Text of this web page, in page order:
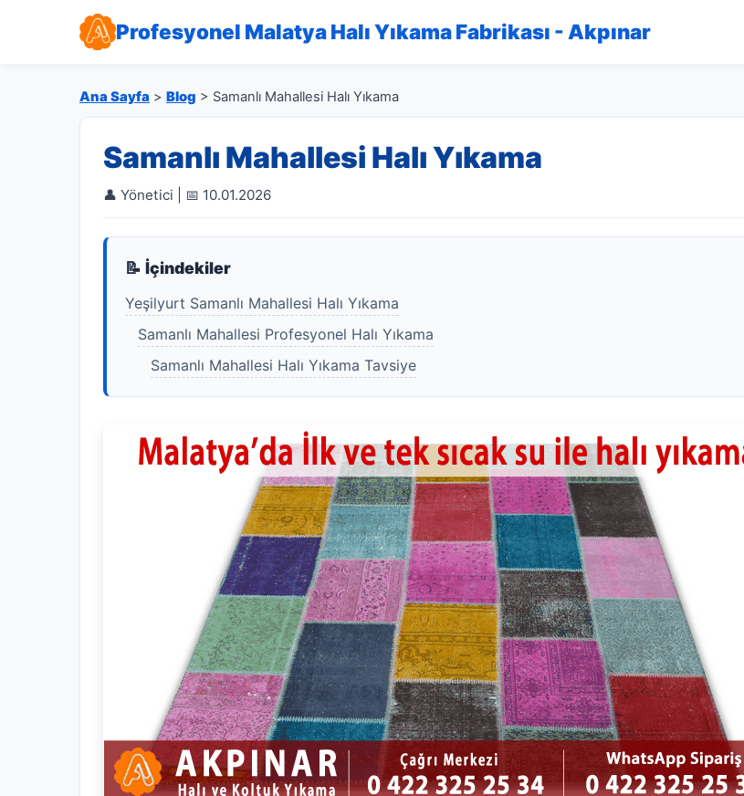
Profesyonel Malatya Halı Yıkama Fabrikası - Akpınar
Ana Sayfa > Blog > Samanlı Mahallesi Halı Yıkama
Samanlı Mahallesi Halı Yıkama
👤 Yönetici | 📅 10.01.2026
📝 İçindekiler
Yeşilyurt Samanlı Mahallesi Halı Yıkama
Samanlı Mahallesi Profesyonel Halı Yıkama
Samanlı Mahallesi Halı Yıkama Tavsiye